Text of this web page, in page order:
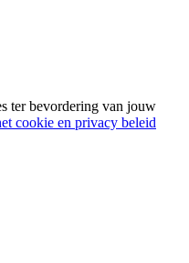
ter bevordering van jouw
cookie en privacy beleid